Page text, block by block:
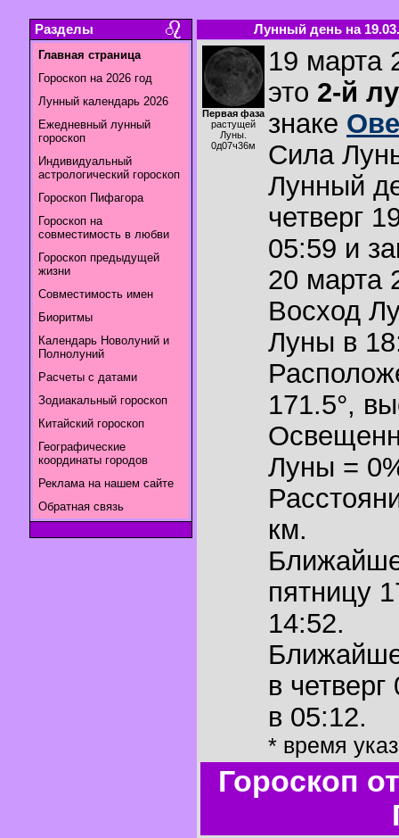
Разделы
Главная страница
Гороскоп на 2026 год
Лунный календарь 2026
Ежедневный лунный
гороскоп
Индивидуальный
астрологический гороскоп
Гороскоп Пифагора
Гороскоп на
совместимость в любви
Гороскоп предыдущей
жизни
Совместимость имен
Биоритмы
Календарь Новолуний и
Полнолуний
Расчеты с датами
Зодиакальный гороскоп
Китайский гороскоп
Географические
координаты городов
Реклама на нашем сайте
Обратная связь
Лунный день на
Первая фаза
растущей
Луны.
0д07ч36м
19 марта
это 2-й
знаке
Сила
Лунный
четверг
05:59 и
20 марта
Восход
Луны в
171.5°,
Луны =
км.
пятницу
14:52.
в
в 05:12.
* время
Гороскоп